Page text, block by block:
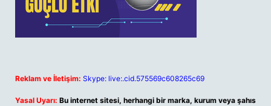
Reklam ve İletişim: Skype: live:.cid.575569c608265c69
Yasal Uyarı: Bu internet sitesi, herhangi bir marka, kurum veya şahıs